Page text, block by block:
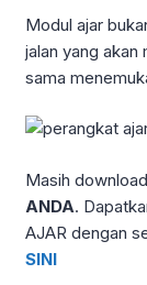
Modul ajar
jalan yang
sama
Masih
ANDA.
AJAR dengan
SINI